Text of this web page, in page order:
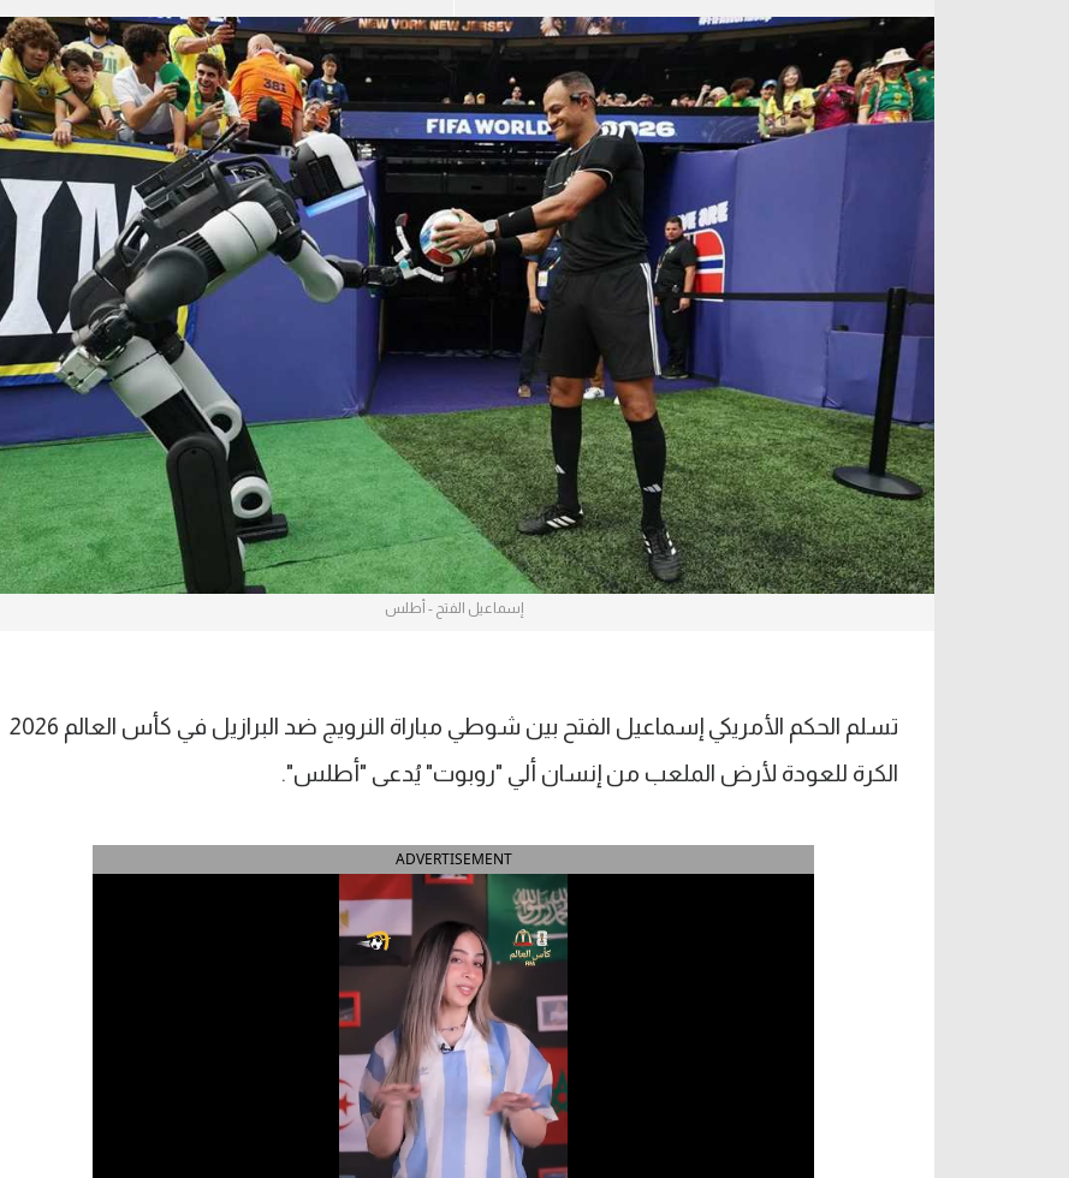
آراء حرة
ركن الألعاب
الدوري السعودي للمحترفين
دوري أبطال أوروبا
دوري أبطال إفريقيا
كل البطولات
دوري أبطال أوروبا
القسم الثاني
رياضات أخرى
آسيا
أمريكا
ركن الألعاب
إسماعيل الفتح - أطلس
تسلم الحكم الأمريكي إسماعيل الفتح بين شوطي مباراة النرويج ضد البرازيل في كأس العالم 2026
الكرة للعودة لأرض الملعب من إنسان ألي "روبوت" يُدعى "أطلس".
ADVERTISEMENT